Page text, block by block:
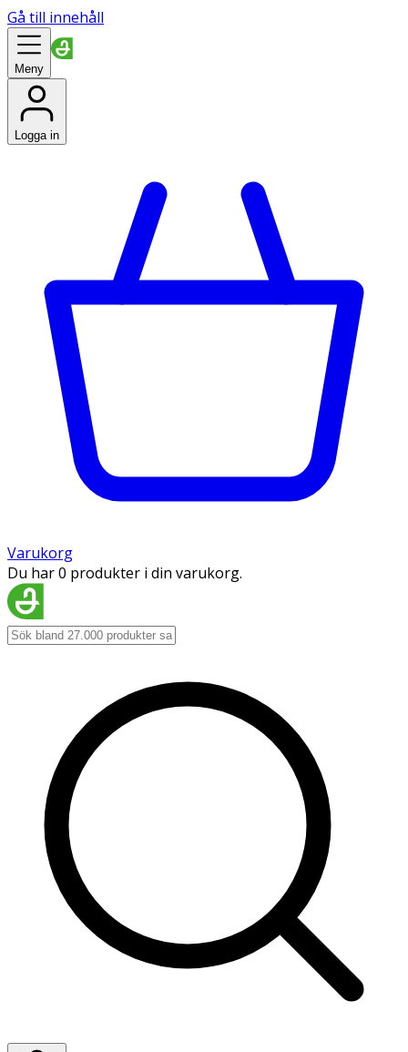
Gå till innehåll
Meny
Logga in
Varukorg
Du har 0 produkter i din varukorg.